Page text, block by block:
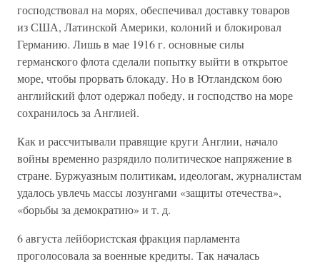
господствовал на морях, обеспечивал доставку товаров
из США, Латинской Америки, колоний и блокировал
Германию. Лишь в мае 1916 г. основные силы
германского флота сделали попытку выйти в открытое
море, чтобы прорвать блокаду. Но в Ютландском бою
английский флот одержал победу, и господство на море
сохранилось за Англией.
Как и рассчитывали правящие круги Англии, начало
войны временно разрядило политическое напряжение в
стране. Буржуазным политикам, идеологам, журналистам
удалось увлечь массы лозунгами «защиты отечества»,
«борьбы за демократию» и т. д.
6 августа лейбористская фракция парламента
проголосовала за военные кредиты. Так началась